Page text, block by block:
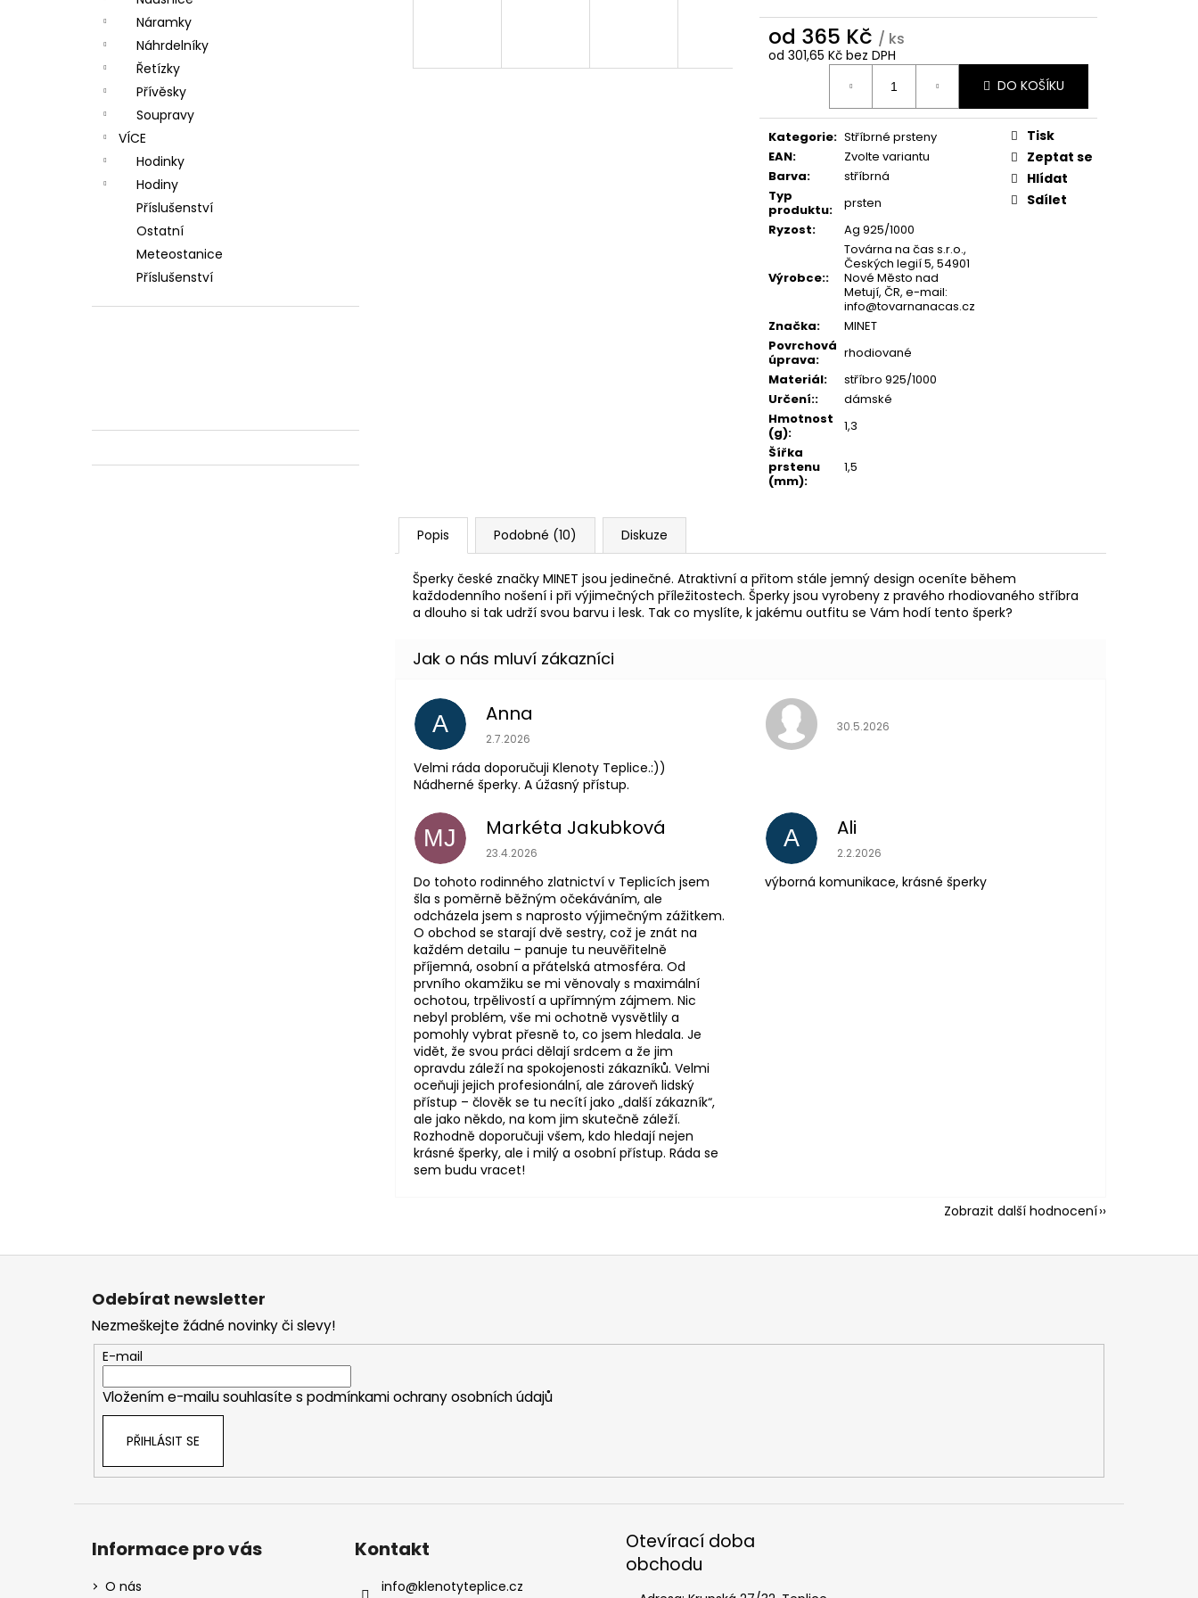
Náramky
Náhrdelníky
Řetízky
Přívěsky
Soupravy
VÍCE
Hodinky
Hodiny
Příslušenství
Ostatní
Meteostanice
Příslušenství
od 365 Kč / ks
od 301,65 Kč bez DPH
DO KOŠÍKU
Kategorie: Stříbrné prsteny
EAN:
Zvolte variantu
Barva:
stříbrná
Typ
produktu:
prsten
Ryzost: Ag 925/1000
Výrobce::
Továrna na čas s.r.o.,
Českých legií 5, 54901
Nové Město nad
Metují, ČR, e-mail:
info@tovarnanacas.cz
Značka:
MINET
Povrchová
úprava:
rhodiované
Materiál:
stříbro 925/1000
Určení::
dámské
Hmotnost
(g):
1,3
Šířka
prstenu
(mm):
1,5
Tisk
Zeptat se
Hlídat
Sdílet
Popis Podobné (10) Diskuze
Šperky české značky MINET jsou jedinečné. Atraktivní a přitom stále jemný design oceníte během
každodenního nošení i při výjimečných příležitostech. Šperky jsou vyrobeny z pravého rhodiovaného stříbra
a dlouho si tak udrží svou barvu i lesk. Tak co myslíte, k jakému outfitu se Vám hodí tento šperk?
A Anna
Hodnocení obchodu je 5 z 5 hvězdiček.
2.7.2026
Velmi ráda doporučuji Klenoty Teplice.:))
Nádherné šperky. A úžasný přístup.
Hodnocení obchodu je 5 z 5 hvězdiček.
30.5.2026
MJ Markéta Jakubková
Hodnocení obchodu je 5 z 5 hvězdiček.
23.4.2026
Do tohoto rodinného zlatnictví v Teplicích jsem
šla s poměrně běžným očekáváním, ale
odcházela jsem s naprosto výjimečným zážitkem.
O obchod se starají dvě sestry, což je znát na
každém detailu – panuje tu neuvěřitelně
příjemná, osobní a přátelská atmosféra. Od
prvního okamžiku se mi věnovaly s maximální
ochotou, trpělivostí a upřímným zájmem. Nic
nebyl problém, vše mi ochotně vysvětlily a
pomohly vybrat přesně to, co jsem hledala. Je
vidět, že svou práci dělají srdcem a že jim
opravdu záleží na spokojenosti zákazníků. Velmi
oceňuji jejich profesionální, ale zároveň lidský
přístup – člověk se tu necítí jako „další zákazník“,
ale jako někdo, na kom jim skutečně záleží.
Rozhodně doporučuji všem, kdo hledají nejen
krásné šperky, ale i milý a osobní přístup. Ráda se
sem budu vracet!
A Ali
Hodnocení obchodu je 5 z 5 hvězdiček.
2.2.2026
výborná komunikace, krásné šperky
Zobrazit další hodnocení
Z
Odebírat newsletter
Nezmeškejte žádné novinky či slevy!
E-mail
Vložením e-mailu souhlasíte s podmínkami ochrany osobních údajů
PŘIHLÁSIT SE
Informace pro vás
O nás
Kontakt
info@klenotyteplice.cz
Otevírací doba
obchodu